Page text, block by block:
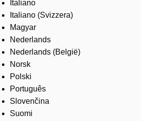
Italiano
Italiano (Svizzera)
Magyar
Nederlands
Nederlands (België)
Norsk
Polski
Português
Slovenčina
Suomi